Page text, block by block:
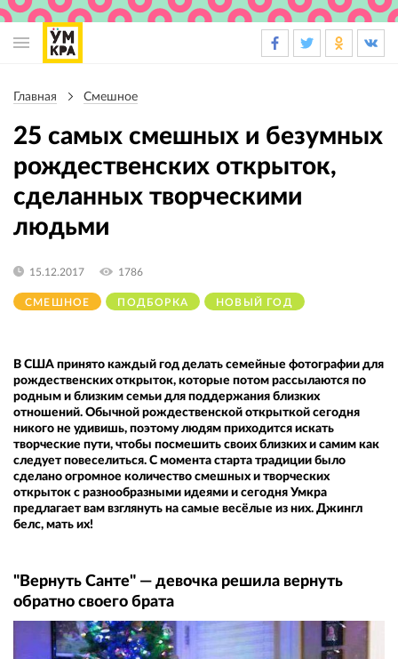
навигации
Главная Смешное
25 самых смешных и безумных
рождественских открыток,
сделанных творческими
людьми
СМЕШНОЕ ПОДБОРКА НОВЫЙ ГОД
15.12.2017 1786
В США принято каждый год делать семейные фотографии для
рождественских открыток, которые потом рассылаются по
родным и близким семьи для поддержания близких
отношений. Обычной рождественской открыткой сегодня
никого не удивишь, поэтому людям приходится искать
творческие пути, чтобы посмешить своих близких и самим как
следует повеселиться. С момента старта традиции было
сделано огромное количество смешных и творческих
открыток с разнообразными идеями и сегодня Умкра
предлагает вам взглянуть на самые весёлые из них. Джингл
белс, мать их!
"Вернуть Санте" — девочка решила вернуть
обратно своего брата